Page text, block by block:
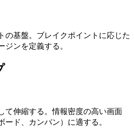
の基盤。ブレイクポイントに応じた
ジンを定義する。
て伸縮する。情報密度の高い画面
ード、カンバン）に適する。